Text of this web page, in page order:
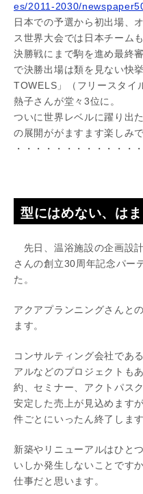
es/2011-2030/
日本での予選から初出場、
ス世界大会では日本チーム
決勝戦にまで駒を進め最終
で決勝出場は類を見ない快
TOWELS」（フリースタイ
熱子さんが堂々3位に。
ついに世界レベルに躍り出
の展開ががますます楽しみで
・・・・・・・・・・・・
型にはめない、は
先日、温浴施設の企画設計
さんの創立30周年記念パー
た。
アクアプランニングさんと
ます。
コンサルティング会社であ
アルなどのプロジェクトも
約、セミナー、アクトパス
安定した売上が見込めます
件ごとにいったん終了します
新築やリニューアルはひと
いしか発生しないことです
仕事だと思います。